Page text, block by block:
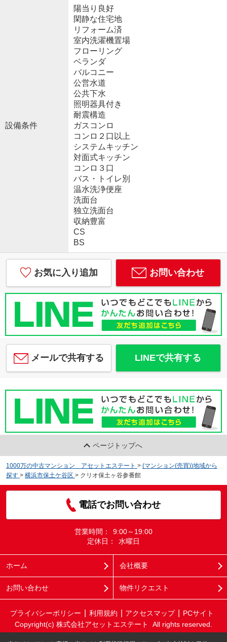
設備条件
陽当り良好
閑静な住宅地
リフォーム済
室内洗濯機置場
フローリング
ベランダ
バルコニー
公営水道
公共下水
照明器具付き
耐震構造
ガスコンロ
コンロ２口以上
システムキッチン
対面式キッチン
コンロ３口
バス・トイレ別
温水洗浄便座
洗面台
独立洗面台
収納豊富
CS
BS
お気に入り追加 お問い合わせ
メールで共有する LINEで共有する
ページトップへ
1000万の中古マンション アセットエステート > (マンション(売買))地域から
探す > 横浜市保土ケ谷区 > クリオ保土ヶ谷参番館
電話でお問い合わせ
営業時間：
9:00～19:00
定休日：
水曜日
ホーム 会社概要
お問い合わせ 物件リクエスト
プライバシーポリシー 利用規約 アクセスマップ
PCサイト
Copyright(c) 株式会社アセットエステート All rights reserved.